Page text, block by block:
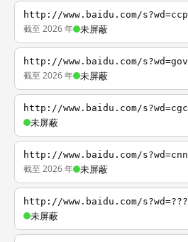
http://www.baidu.com/s?wd=ccp
截至 2026 年 未屏蔽
http://www.baidu.com/s?wd=gov
截至 2026 年 未屏蔽
http://www.baidu.com/s?wd=cgc
未屏蔽
http://www.baidu.com/s?wd=cnn
截至 2026 年 未屏蔽
http://www.baidu.com/s?wd=???
未屏蔽